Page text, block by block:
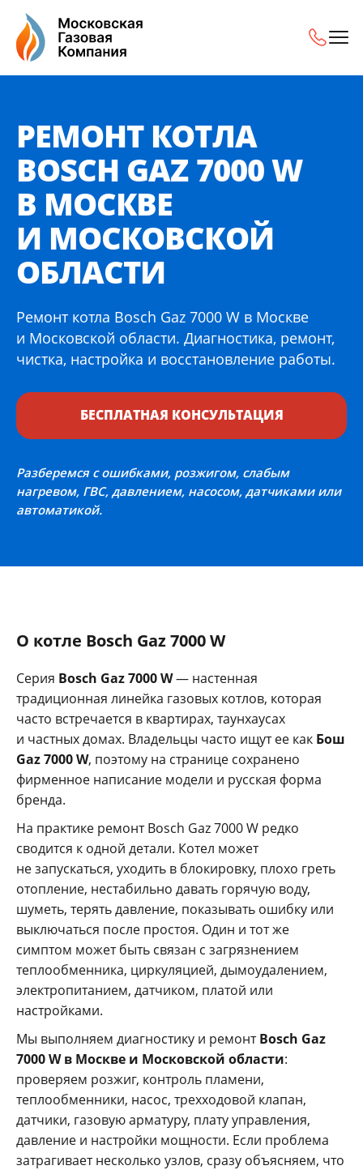
РЕМОНТ КОТЛА
BOSCH GAZ 7000 W
В МОСКВЕ
И МОСКОВСКОЙ
ОБЛАСТИ
Ремонт котла Bosch Gaz 7000 W в Москве
и Московской области. Диагностика, ремонт,
чистка, настройка и восстановление работы.
БЕСПЛАТНАЯ КОНСУЛЬТАЦИЯ
Разберемся с ошибками, розжигом, слабым
нагревом, ГВС, давлением, насосом, датчиками или
автоматикой.
О котле Bosch Gaz 7000 W
Серия Bosch Gaz 7000 W— настенная
традиционная линейка газовых котлов, которая
часто встречается в квартирах, таунхаусах
и частных домах. Владельцы часто ищут ее как Бош
Gaz 7000 W, поэтому на странице сохранено
фирменное написание модели и русская форма
бренда.
На практике ремонт Bosch Gaz 7000 W редко
сводится к одной детали. Котел может
не запускаться, уходить в блокировку, плохо греть
отопление, нестабильно давать горячую воду,
шуметь, терять давление, показывать ошибку или
выключаться после простоя. Один и тот же
симптом может быть связан с загрязнением
теплообменника, циркуляцией, дымоудалением,
электропитанием, датчиком, платой или
настройками.
Мы выполняем диагностику и ремонтBosch Gaz
7000 W в Москве и Московской области:
проверяем розжиг, контроль пламени,
теплообменники, насос, трехходовой клапан,
датчики, газовую арматуру, плату управления,
давление и настройки мощности. Если проблема
затрагивает несколько узлов, сразу объясняем, что